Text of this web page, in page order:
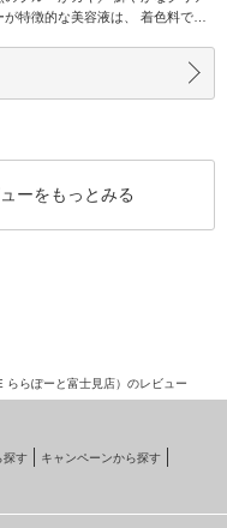
が特徴的な美容液は、 着色料では
ーをもっとみる
らぽーと富士見店）のレビュー
探す キャンペーンから探す